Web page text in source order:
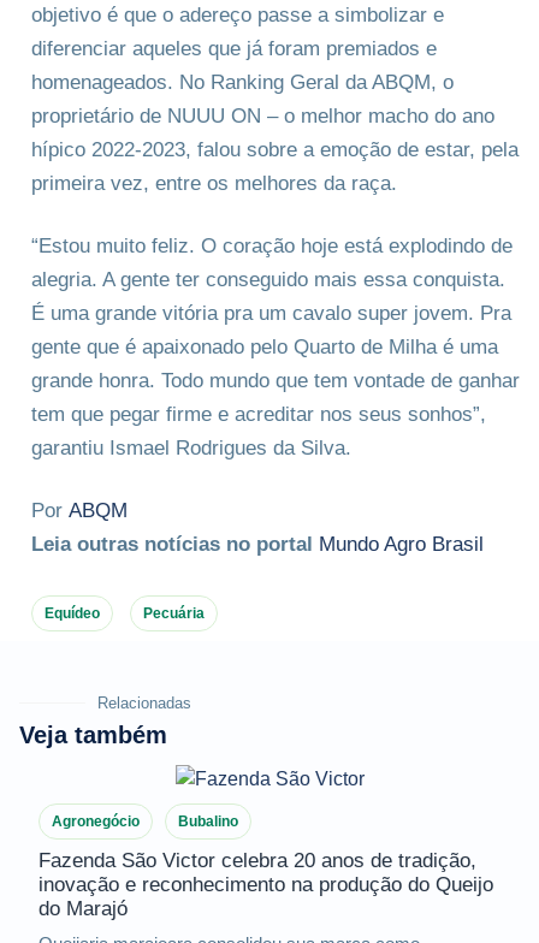
objetivo é que o adereço passe a simbolizar e
diferenciar aqueles que já foram premiados e
homenageados. No Ranking Geral da ABQM, o
proprietário de NUUU ON – o melhor macho do ano
hípico 2022-2023, falou sobre a emoção de estar, pela
primeira vez, entre os melhores da raça.
“Estou muito feliz. O coração hoje está explodindo de
alegria. A gente ter conseguido mais essa conquista.
É uma grande vitória pra um cavalo super jovem. Pra
gente que é apaixonado pelo Quarto de Milha é uma
grande honra. Todo mundo que tem vontade de ganhar
tem que pegar firme e acreditar nos seus sonhos”,
garantiu Ismael Rodrigues da Silva.
Por ABQM
Leia outras notícias no portal Mundo Agro Brasil
Equídeo Pecuária
Relacionadas
Veja também
Agronegócio Bubalino
Fazenda São Victor celebra 20 anos de tradição,
inovação e reconhecimento na produção do Queijo
do Marajó